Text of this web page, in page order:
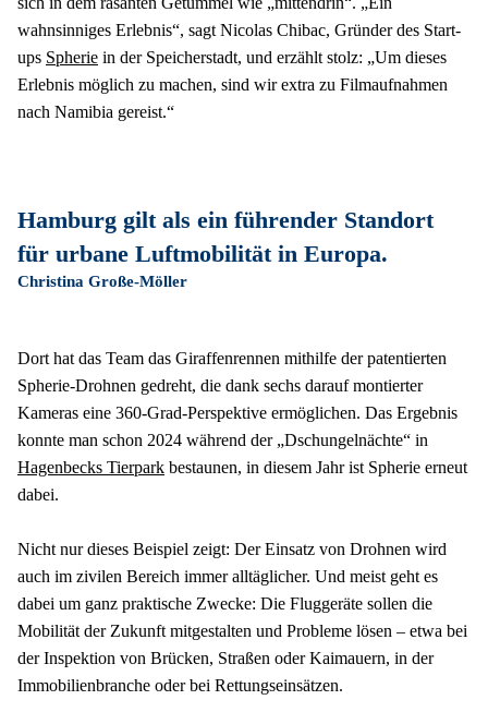
wahnsinniges Erlebnis“, sagt Nicolas Chibac, Gründer des Start-
ups Spherie in der Speicherstadt, und erzählt stolz: „Um dieses
Erlebnis möglich zu machen, sind wir extra zu Filmaufnahmen
nach Namibia gereist.“
Hamburg gilt als ein führender Standort
für urbane Luftmobilität in Europa.
Christina Große-Möller
Dort hat das Team das Giraffenrennen mithilfe der patentierten
Spherie-Drohnen gedreht, die dank sechs darauf montierter
Kameras eine 360-Grad-Perspektive ermöglichen. Das Ergebnis
Hagenbecks Tierpark bestaunen, in diesem Jahr ist Spherie erneut
dabei.
Nicht nur dieses Beispiel zeigt: Der Einsatz von Drohnen wird
auch im zivilen Bereich immer alltäglicher. Und meist geht es
dabei um ganz praktische Zwecke: Die Fluggeräte sollen die
Mobilität der Zukunft mitgestalten und Probleme lösen – etwa bei
der Inspektion von Brücken, Straßen oder Kaimauern, in der
Immobilienbranche oder bei Rettungseinsätzen.